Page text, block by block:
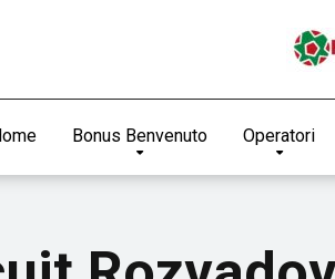
Bonus Benvenuto Operatori